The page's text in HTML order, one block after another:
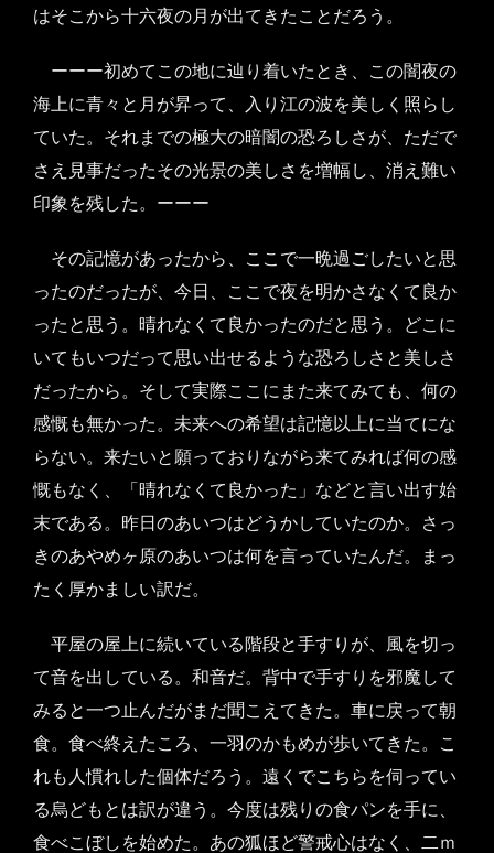
はそこから十六夜の月が出てきたことだろう。
ーーー初めてこの地に辿り着いたとき、この闇夜の
海上に青々と月が昇って、入り江の波を美しく照らし
ていた。それまでの極大の暗闇の恐ろしさが、ただで
さえ見事だったその光景の美しさを増幅し、消え難い
印象を残した。ーーー
その記憶があったから、ここで一晩過ごしたいと思
ったのだったが、今日、ここで夜を明かさなくて良か
ったと思う。晴れなくて良かったのだと思う。どこに
いてもいつだって思い出せるような恐ろしさと美しさ
だったから。そして実際ここにまた来てみても、何の
感慨も無かった。未来への希望は記憶以上に当てにな
らない。来たいと願っておりながら来てみれば何の感
慨もなく、「晴れなくて良かった」などと言い出す始
末である。昨日のあいつはどうかしていたのか。さっ
きのあやめヶ原のあいつは何を言っていたんだ。まっ
たく厚かましい訳だ。
平屋の屋上に続いている階段と手すりが、風を切っ
て音を出している。和音だ。背中で手すりを邪魔して
みると一つ止んだがまだ聞こえてきた。車に戻って朝
食。食べ終えたころ、一羽のかもめが歩いてきた。こ
れも人慣れした個体だろう。遠くでこちらを伺ってい
る烏どもとは訳が違う。今度は残りの食パンを手に、
食べこぼしを始めた。あの狐ほど警戒心はなく、二ｍ